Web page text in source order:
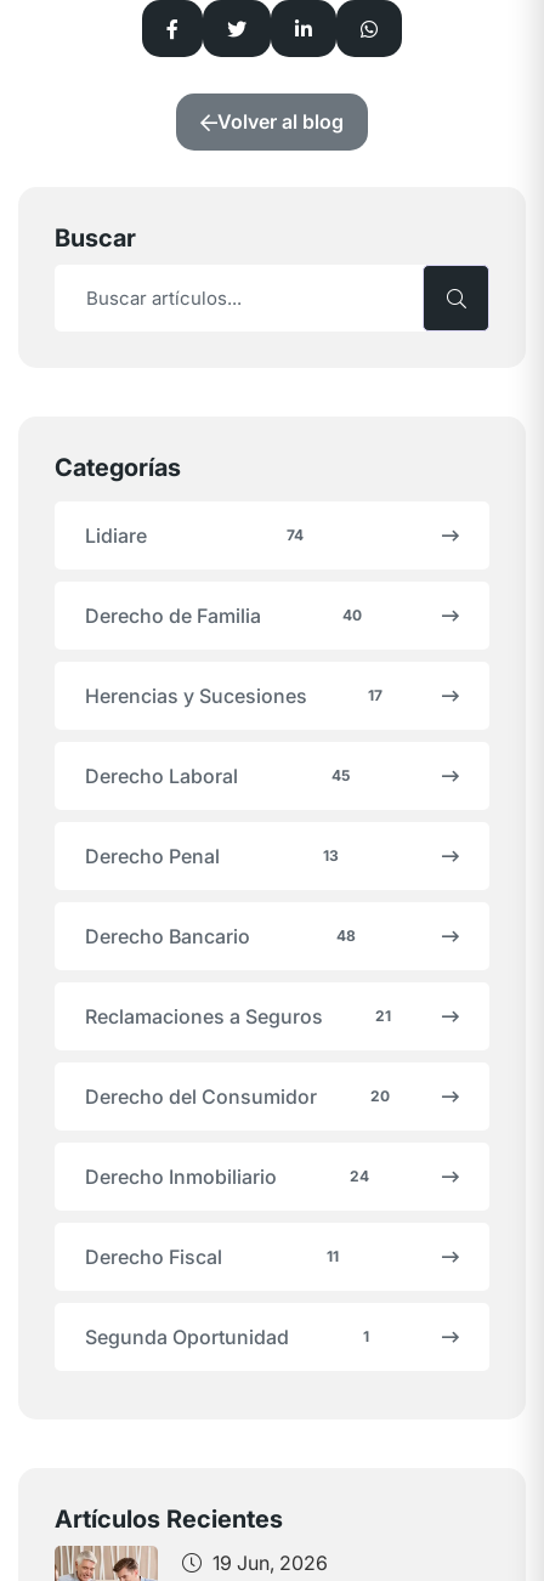
Volver al blog
Buscar
Categorías
Lidiare 74
Derecho de Familia 40
Herencias y Sucesiones 17
Derecho Laboral 45
Derecho Penal 13
Derecho Bancario 48
Reclamaciones a Seguros 21
Derecho del Consumidor 20
Derecho Inmobiliario 24
Derecho Fiscal 11
Segunda Oportunidad 1
Artículos Recientes
19 Jun, 2026